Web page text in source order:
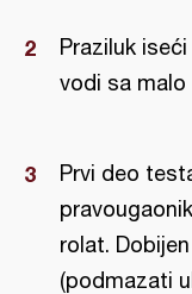
Praziluk
vodi sa malo
Prvi deo
rolat.
(podmazati